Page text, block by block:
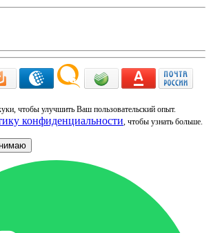
чтобы улучшить Ваш пользовательский опыт.
конфиденциальности, чтобы узнать больше.